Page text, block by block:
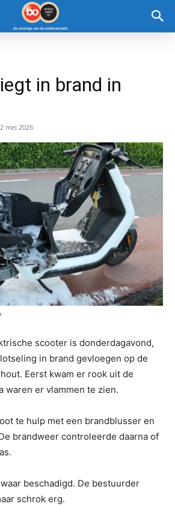
in brand in
mei 2026
scooter is donderdagavond,
in brand gevloegen op de
Eerst kwam er rook uit de
waren er vlammen te zien.
te hulp met een brandblusser en
brandweer controleerde daarna of
beschadigd. De bestuurder
schrok erg.